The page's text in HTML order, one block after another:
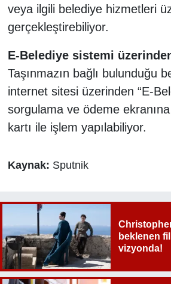
veya ilgili belediye hizmetleri
gerçekleştirebiliyor.
E-Belediye sistemi
Taşınmazın bağlı bulunduğu
internet sitesi üzerinden “E-
sorgulama ve ödeme
kartı ile işlem yapılabiliyor.
Kaynak: Sputnik
beklenen
vizyonda!